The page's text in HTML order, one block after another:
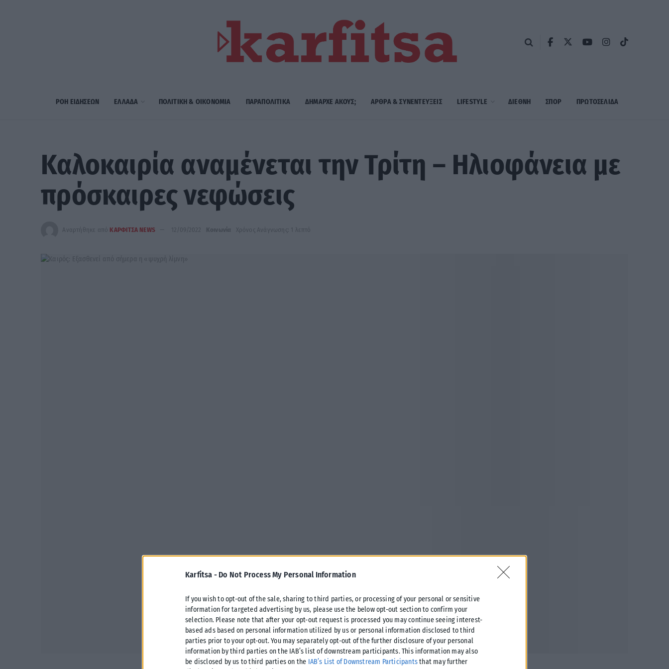
Karfitsa - Do Not Process My Personal Information
If you wish to opt-out of the sale, sharing to third parties, or processing of your personal or sensitive
information for targeted advertising by us, please use the below opt-out section to confirm your
selection. Please note that after your opt-out request is processed you may continue seeing interest-
based ads based on personal information utilized by us or personal information disclosed to third
parties prior to your opt-out. You may separately opt-out of the further disclosure of your personal
information by third parties on the IAB’s list of downstream participants. This information may also
be disclosed by us to third parties on the IAB’s List of Downstream Participantsthat may further
ΡΟΗ ΕΙΔΗΣΕΩΝ ΕΛΛΑΔΑ ΠΟΛΙΤΙΚΗ & ΟΙΚΟΝΟΜΙΑ ΠΑΡΑΠΟΛΙΤΙΚΑ ΔΗΜΑΡΧE ΑΚΟΥΣ; ΑΡΘΡΑ & ΣΥΝΕΝΤΕΥΞΕΙΣ LIFESTYLE ΔΙΕΘΝΗ ΣΠΟΡ ΠΡΩΤΟΣΈΛΙΔΑ
Καλοκαιρία αναμένεται την Τρίτη – Ηλιοφάνεια με
πρόσκαιρες νεφώσεις
Αναρτήθηκε από ΚΑΡΦΙΤΣΑ NEWS 12/09/2022 Κοινωνία Χρόνος Ανάγνωσης: 1 λεπτό